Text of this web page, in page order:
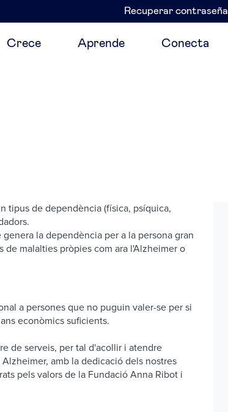
Navegación
secundaria
Recuperar contraseña
Crece Aprende Conecta
tipus de dependència (física, psíquica,
la dependència per a la persona gran
malalties pròpies com ara l'Alzheimer o
a persones que no puguin valer-se per si
econòmics suficients.
de serveis, per tal d'acollir i atendre
amb la dedicació dels nostres
pels valors de la Fundació Anna Ribot i